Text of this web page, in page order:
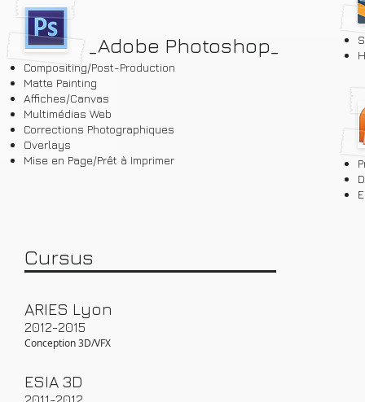
_Adobe Photoshop
Compositing/Post-Production
Matte Painting
Affiches/Canvas
Multimédias Web
Corrections Photographiques
Overlays
Mise en Page/Prêt à Imprimer
Cursus
ARIES Lyon
​2012-2015
Conception 3D/VFX
ESIA 3D